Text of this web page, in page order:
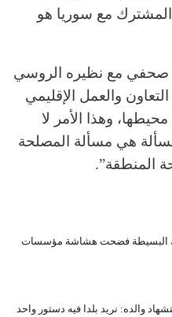
المشترك مع سوريا هو
صحفي مع نظيره الروسي
والعمل الإقليمي
وهذا الأمر لا
هي مسألة المصلحة
المنطقة”.
البسيطة فضحت هشاشة مؤسسات
والده: نريد بلدا فيه دستور واحد